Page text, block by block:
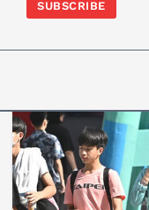
SUBSCRIBE